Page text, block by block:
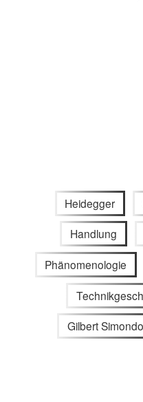
Heidegger
Handlung
Phänomenologie
Gilbert